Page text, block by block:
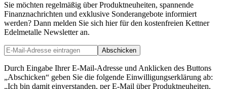
Sie möchten regelmäßig über Produktneuheiten, spannende
Finanznachrichten und exklusive Sonderangebote informiert
werden? Dann melden Sie sich hier für den kostenfreien Kettner
Edelmetalle Newsletter an.
Abschicken
Durch Eingabe Ihrer E-Mail-Adresse und Anklicken des Buttons
„Abschicken“ geben Sie die folgende Einwilligungserklärung ab:
„Ich bin damit einverstanden, per E-Mail über Produktneuheiten,